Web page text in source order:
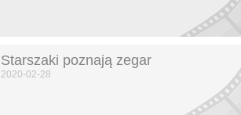
Starszaki poznają zegar
2020-02-28